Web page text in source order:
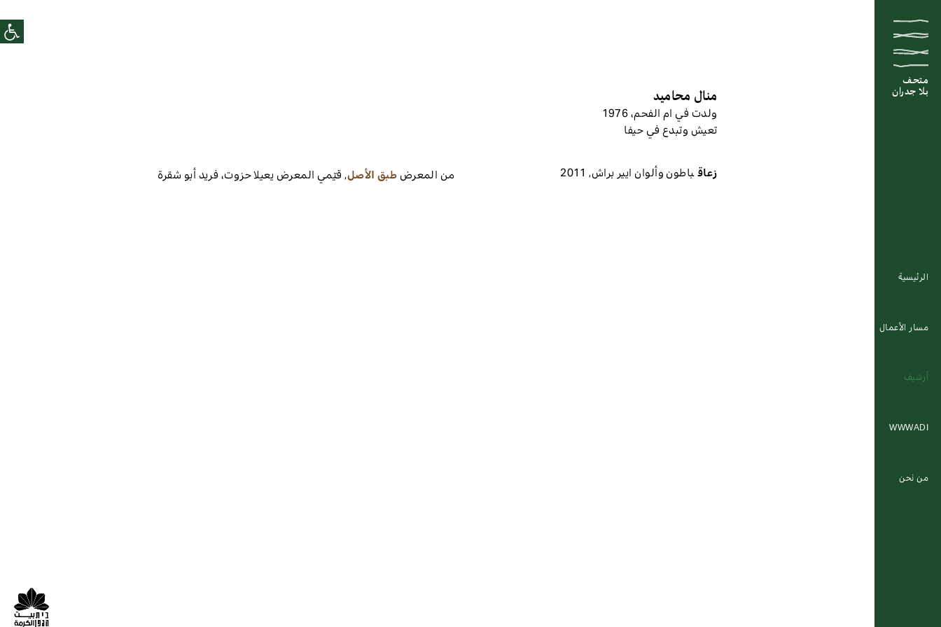
متحف
بلا جدران
متحف
بلا جدران
متحف
بلا جدران
الرئيسية
مسار الأعمال
أرشيف
WWWADI
من نحن
منال محاميد
ولدت في ام الفحم، 1976
تعيش وتبدع في حيفا
زعاقباطون وألوان ايير براش,
2011 من المعرضطبق الأصل,قيّمي المعرضيعيلا حزوت، فريد أبو شقرة